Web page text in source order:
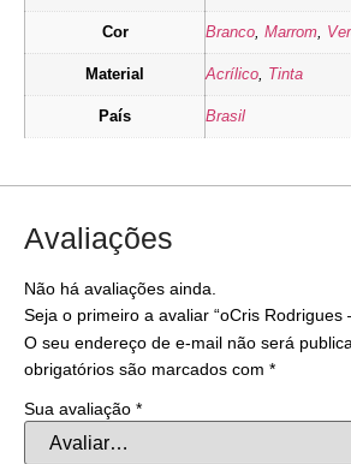
Cor Branco Marrom
Material Acrílico Tinta
País Brasil
Avaliações
Não há avaliações ainda.
Seja o primeiro a avaliar “oCris Rodrigues
O seu endereço de e-mail não será
obrigatórios são marcados com *
Sua avaliação *